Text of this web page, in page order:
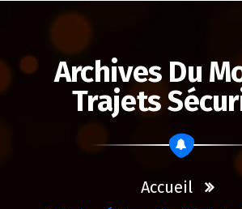
Archives Du
Trajets
Accueil